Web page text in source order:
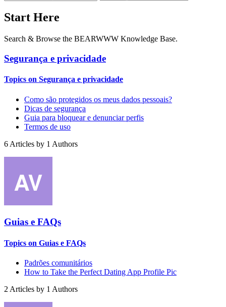
Start Here
Search & Browse the BEARWWW Knowledge Base.
Segurança e privacidade
Topics on Segurança e privacidade
Como são protegidos os meus dados pessoais?
Dicas de segurança
Guia para bloquear e denunciar perfis
Termos de uso
6 Articles by 1 Authors
Guias e FAQs
Topics on Guias e FAQs
Padrões comunitários
How to Take the Perfect Dating App Profile Pic
2 Articles by 1 Authors